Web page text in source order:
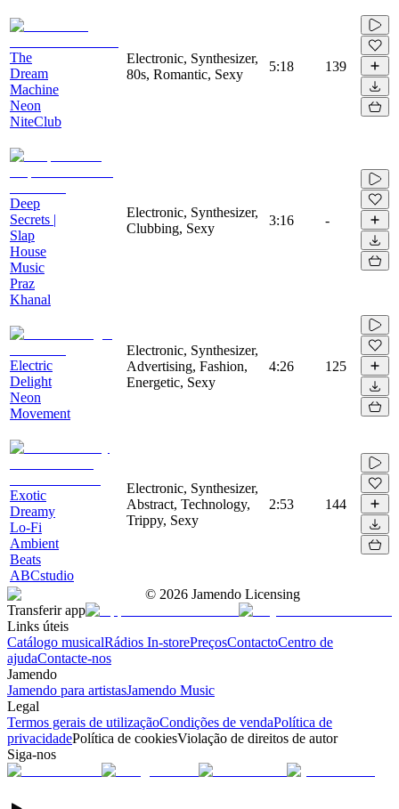
The
Dream
Machine
Neon
NiteClub
Electronic, Synthesizer,
80s, Romantic, Sexy
5:18 139
Deep
Secrets |
Slap
House
Music
Praz
Khanal
Electronic, Synthesizer,
Clubbing, Sexy
3:16 -
Electric
Delight
Neon
Movement
Electronic, Synthesizer,
Advertising, Fashion,
Energetic, Sexy
4:26 125
Exotic
Dreamy
Lo-Fi
Ambient
Beats
ABCstudio
Electronic, Synthesizer,
Abstract, Technology,
Trippy, Sexy
2:53 144
© 2026 Jamendo Licensing
Transferir app
Links úteis
Catálogo musicalRádios In-storePreçosContactoCentro de
ajudaContacte-nos
Jamendo
Jamendo para artistasJamendo Music
Legal
Termos gerais de utilizaçãoCondições de vendaPolítica de
privacidadePolítica de cookiesViolação de direitos de autor
Siga-nos